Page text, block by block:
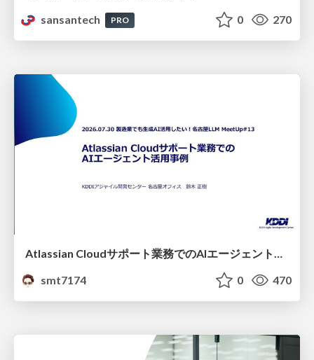
sansantech
PRO 0 270
Atlassian Cloudサポート業務でのAIエージェント活用事例
smt7174
0 470